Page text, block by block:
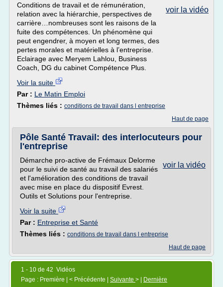
voir la vidéo
Conditions de travail et de rémunération,
relation avec la hiérarchie, perspectives de
carrière…nombreuses sont les raisons de la
fuite des compétences. Un phénomène qui
peut engendrer, à moyen et long termes, des
pertes morales et matérielles à l’entreprise.
Eclairage avec Meryem Lahlou, Business
Coach, DG du cabinet Compétence Plus.
Voir la suite
Par : Le Matin Emploi
Thèmes liés : conditions de travail dans l entreprise
Haut de page
Pôle Santé Travail: des interlocuteurs pour
l'entreprise
voir la vidéo
Démarche pro-active de Frémaux Delorme
pour le suivi de santé au travail des salariés
et l'amélioration des conditions de travail
avec mise en place du dispositif Evrest.
Outils et Solutions pour l'entreprise.
Voir la suite
Par : Entreprise et Santé
Thèmes liés : conditions de travail dans l entreprise
Haut de page
1 - 10 de 42 Vidéos
Page : Première | < Précédente | Suivante > |
Dernière